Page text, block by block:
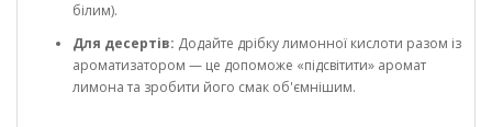
білим).
Для десертів: Додайте дрібку лимонної кислоти разом із
ароматизатором — це допоможе «підсвітити» аромат
лимона та зробити його смак об'ємнішим.